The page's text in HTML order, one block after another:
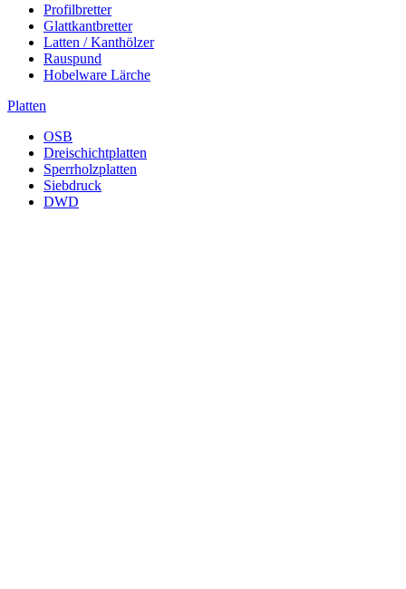
Profilbretter
Glattkantbretter
Latten / Kanthölzer
Rauspund
Hobelware Lärche
Platten
OSB
Dreischichtplatten
Sperrholzplatten
Siebdruck
DWD